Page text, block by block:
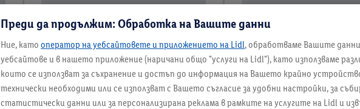
Преди да продължим: Обработка на Вашите данни
Ние, като оператор на уебсайтовете и приложението на Lidl, обработваме Вашите
уебсайтове и в нашето приложение (наричани общо "услуги на Lidl"), като използваме
които се използват за съхранение и достъп до информация на Вашето крайно
технически необходими или се използват с Вашето съгласие за удобни настройки, за
статистически данни или за персонализирана реклама в рамките на услугите на Lidl и